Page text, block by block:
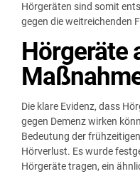
Hörgeräten sind somit
gegen die weitreichenden
Hörgeräte
Die klare Evidenz, dass
gegen Demenz wirken
Bedeutung der
Hörverlust. Es wurde
Hörgeräte tragen, ein